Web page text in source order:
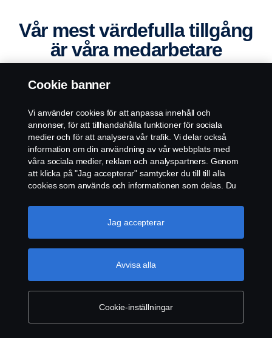
Vår mest värdefulla tillgång
är våra medarbetare
Scanias mest värdefulla tillgång är våra
kunskap och unika bakgrund till den mångfald
som utgör en del av vår framgång. Här finns
en plats för alla – från generalister till
specialister och chefer. Om du är motiverad
och beredd att ta ansvar har du alla
möjligheter hos oss.
Cookie banner
Vi använder cookies för att anpassa innehåll och
annonser, för att tillhandahålla funktioner för sociala
medier och för att analysera vår trafik. Vi delar också
information om din användning av vår webbplats med
våra sociala medier, reklam och analyspartners. Genom
att klicka på "Jag accepterar" samtycker du till till alla
cookies som används och informationen som delas. Du
"Cookie-inställningar" och välja de kategorier du vill
acceptera. För en mer detaljerad förklaring av hur vi
Cookie-inställningar
Avvisa alla
Jag accepterar